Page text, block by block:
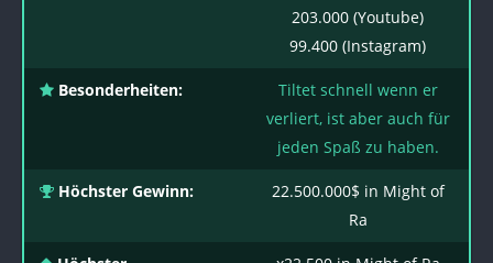
203.000 (Youtube)
99.400 (Instagram)
Besonderheiten:
Tiltet schnell wenn er
verliert, ist aber auch für
jeden Spaß zu haben.
Höchster Gewinn:
22.500.000$ in Might of
Ra